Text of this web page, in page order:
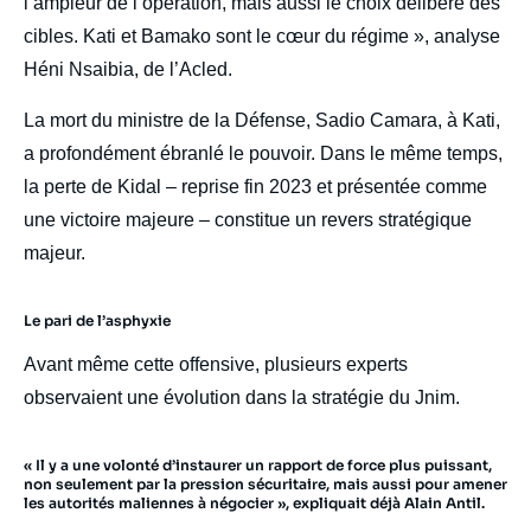
cibles. Kati et Bamako sont le cœur du régime », analyse
Héni Nsaibia, de l’Acled.
La mort du ministre de la Défense, Sadio Camara, à Kati,
a profondément ébranlé le pouvoir. Dans le même temps,
la perte de Kidal – reprise fin 2023 et présentée comme
une victoire majeure – constitue un revers stratégique
majeur.
Le pari de l’asphyxie
Avant même cette offensive, plusieurs experts
observaient une évolution dans la stratégie du Jnim.
« Il y a une volonté d’instaurer un rapport de force plus puissant,
non seulement par la pression sécuritaire, mais aussi pour amener
les autorités maliennes à négocier », expliquait déjà Alain Antil.